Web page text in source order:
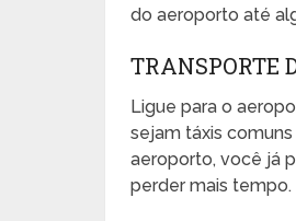
do aeroporto até
TRANSPORTE
Ligue para o
sejam táxis
aeroporto, você já
perder mais tempo.